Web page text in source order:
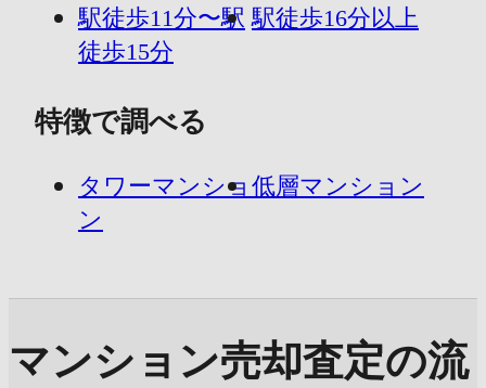
駅徒歩11分〜駅
徒歩15分
駅徒歩16分以上
特徴で調べる
タワーマンショ
ン
低層マンション
マンション売却査定の流